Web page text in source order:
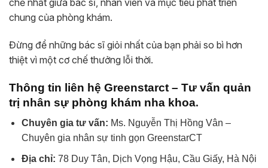
chẽ nhất giữa bác sĩ, nhân viên và mục tiêu phát triển
chung của phòng khám.
Đừng để những bác sĩ giỏi nhất của bạn phải so bì hơn
thiệt vì một cơ chế thưởng lỗi thời.
Thông tin liên hệ Greenstarct – Tư vấn quản
trị nhân sự phòng khám nha khoa.
Chuyên gia tư vấn: Ms. Nguyễn Thị Hồng Vân –
Chuyên gia nhân sự tinh gọn GreenstarCT
Địa chỉ: 78 Duy Tân, Dịch Vọng Hậu, Cầu Giấy, Hà Nội